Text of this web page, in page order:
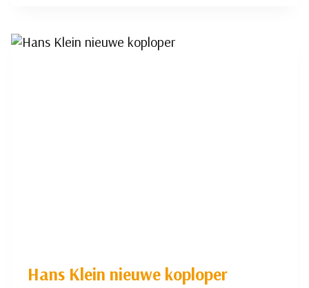
SCHAAKCOMPETITIE
Hans Klein nieuwe koploper